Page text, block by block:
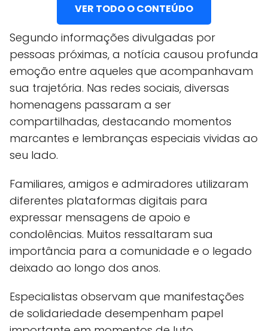
VER TODO O CONTEÚDO
Segundo informações divulgadas por
pessoas próximas, a notícia causou profunda
emoção entre aqueles que acompanhavam
sua trajetória. Nas redes sociais, diversas
homenagens passaram a ser
compartilhadas, destacando momentos
marcantes e lembranças especiais vividas ao
seu lado.
Familiares, amigos e admiradores utilizaram
diferentes plataformas digitais para
expressar mensagens de apoio e
condolências. Muitos ressaltaram sua
importância para a comunidade e o legado
deixado ao longo dos anos.
Especialistas observam que manifestações
de solidariedade desempenham papel